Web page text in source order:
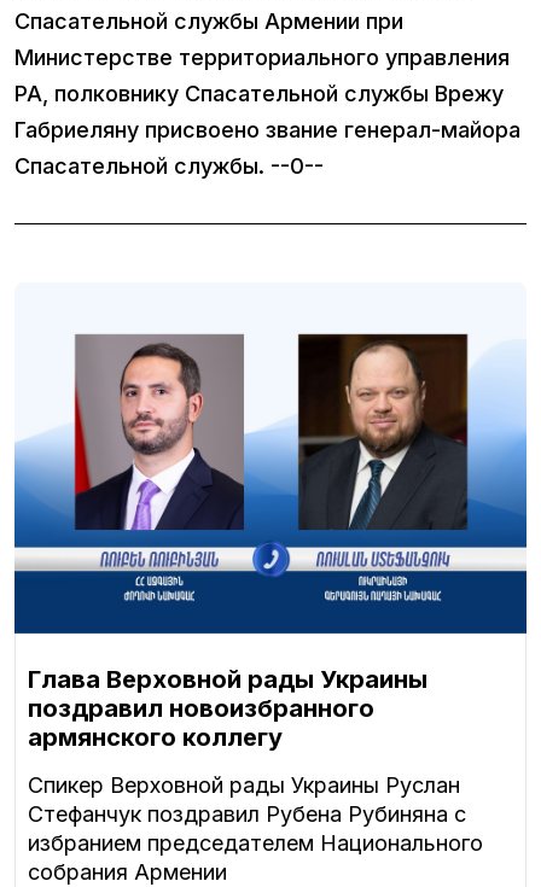
Спасательной службы Армении при
Министерстве территориального управления
РА, полковнику Спасательной службы Врежу
Габриеляну присвоено звание генерал-майора
Спасательной службы. --0--
Глава Верховной рады Украины
поздравил новоизбранного
армянского коллегу
Спикер Верховной рады Украины Руслан
Стефанчук поздравил Рубена Рубиняна с
избранием председателем Национального
собрания Армении